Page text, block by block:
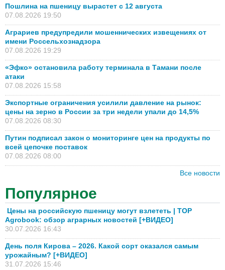
Пошлина на пшеницу вырастет с 12 августа
07.08.2026 19:50
Аграриев предупредили мошеннических извещениях от
имени Россельхознадзора
07.08.2026 19:29
«Эфко» остановила работу терминала в Тамани после
атаки
07.08.2026 15:58
Экспортные ограничения усилили давление на рынок:
цены на зерно в России за три недели упали до 14,5%
07.08.2026 08:30
Путин подписал закон о мониторинге цен на продукты по
всей цепочке поставок
07.08.2026 08:00
Все новости
Популярное
Цены на российскую пшеницу могут взлететь | TOP
Agrobook: обзор аграрных новостей [+ВИДЕО]
30.07.2026 16:43
День поля Кирова – 2026. Какой сорт оказался самым
урожайным? [+ВИДЕО]
31.07.2026 15:46